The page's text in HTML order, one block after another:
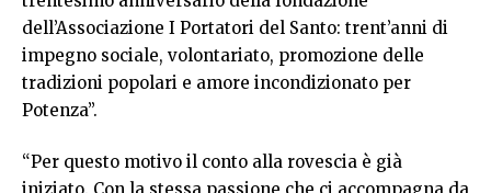
dell’Associazione I Portatori del Santo: trent’anni di
impegno sociale, volontariato, promozione delle
tradizioni popolari e amore incondizionato per
Potenza”.
“Per questo motivo il conto alla rovescia è già